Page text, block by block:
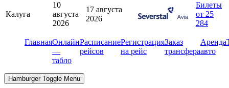
Калуга
10
августа
2026
17 августа
2026
Билеты
от 25
284
ГлавнаяОнлайн
—
табло
Расписание
рейсов
Регистрация
на рейс
Заказ
трансфера
Аренда
авто
Hamburger Toggle Menu